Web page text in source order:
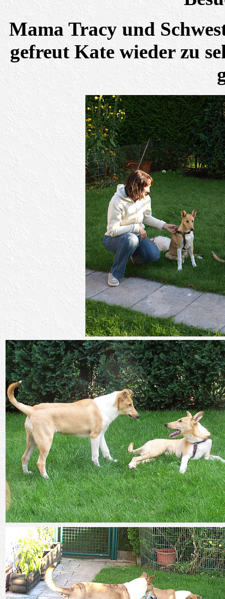
Mama Tracy und
gefreut Kate wieder zu